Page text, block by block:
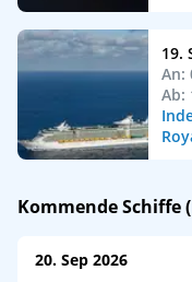
19.
An:
Ab:
Kommende Schiffe
20. Sep 2026